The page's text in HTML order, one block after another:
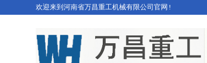
欢迎来到河南省万昌重工机械有限公司官网!